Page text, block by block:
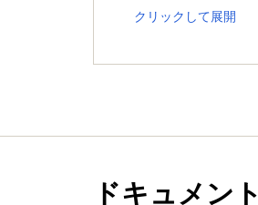
クリックして展開
ドキュメント